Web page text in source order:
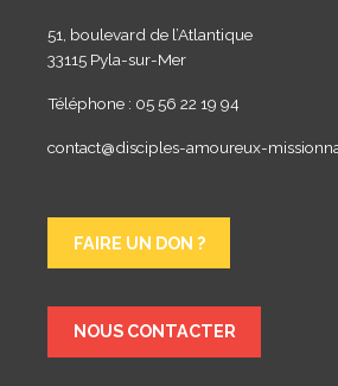
51, boulevard de l’Atlantique
33115 Pyla-sur-Mer
Téléphone : 05 56 22 19 94
contact@disciples-amoureux-
FAIRE UN DON ?
NOUS CONTACTER